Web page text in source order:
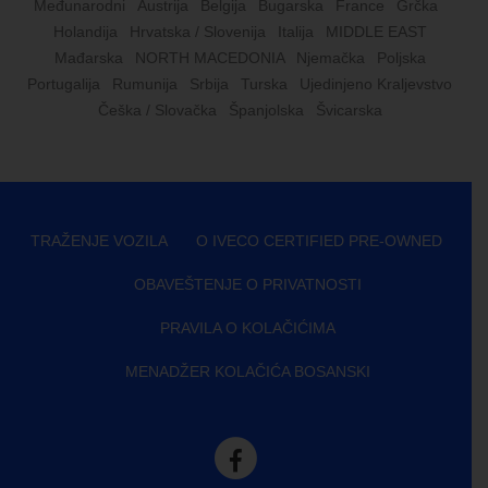
Međunarodni Austrija Belgija Bugarska France
Grčka
Holandija
Hrvatska / Slovenija Italija
MIDDLE EAST
Mađarska
NORTH MACEDONIA Njemačka
Poljska
Portugalija
Rumunija Srbija Turska
Ujedinjeno Kraljevstvo
Češka / Slovačka
Španjolska Švicarska
TRAŽENJE VOZILA O IVECO CERTIFIED PRE-OWNED
OBAVEŠTENJE O PRIVATNOSTI
PRAVILA O KOLAČIĆIMA
MENADŽER KOLAČIĆA BOSANSKI